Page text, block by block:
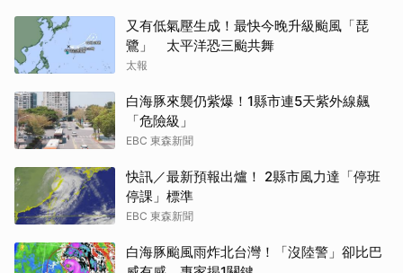
又有低氣壓生成！最快今晚升級颱風「琵
鷺」 太平洋恐三颱共舞
太報
白海豚來襲仍紫爆！1縣市連5天紫外線飆
「危險級」
EBC 東森新聞
快訊／最新預報出爐！ 2縣市風力達「停班
停課」標準
EBC 東森新聞
白海豚颱風雨炸北台灣！「沒陸警」卻比巴